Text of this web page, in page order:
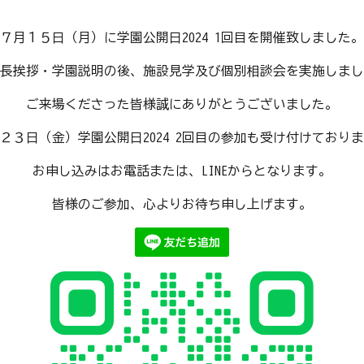
７月１５日（月）に学園公開日2024 1回目を開催致しました。
挨拶・学園説明の後、施設見学及び個別相談会を実施しまし
ご来場くださった皆様誠にありがとうございました。
３日（金）学園公開日2024 2回目の参加も受け付けておりま
お申し込みはお電話または、LINEからとなります。
皆様のご参加、心よりお待ち申し上げます。